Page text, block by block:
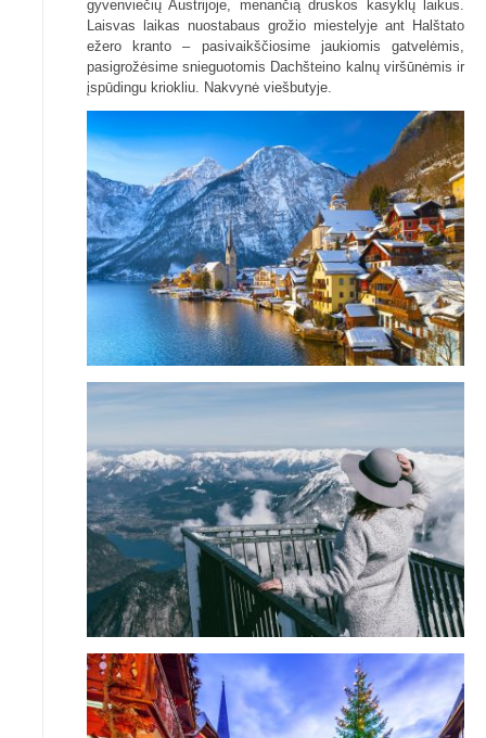
gyvenviečių Austrijoje, menančią druskos kasyklų laikus.
Laisvas laikas nuostabaus grožio miestelyje ant Halštato
ežero kranto – pasivaikščiosime jaukiomis gatvelėmis,
pasigrožėsime snieguotomis Dachšteino kalnų viršūnėmis ir
įspūdingu kriokliu. Nakvynė viešbutyje.